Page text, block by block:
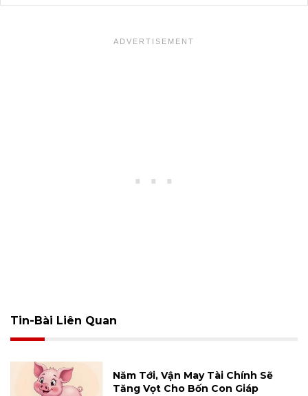
Tin-Bài Liên Quan
Năm Tới, Vận May Tài Chính Sẽ
Tăng Vọt Cho Bốn Con Giáp